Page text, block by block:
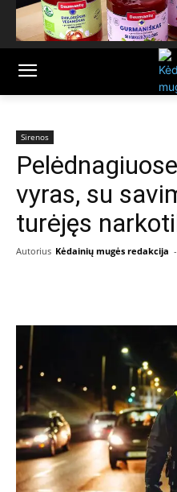
Sirenos
vyras, su
turėjęs
Autorius Kėdainių mugės redakcija -